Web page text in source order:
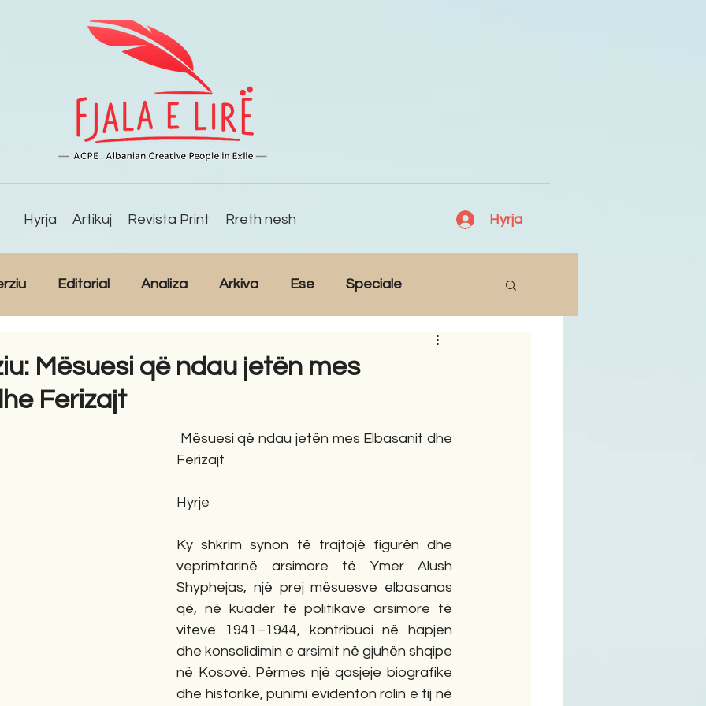
Hyrja Artikuj Revista Print Rreth nesh Hyrja
Editorial Analiza Arkiva Ese Speciale
Novela
Mësuesi që ndau jetën mes
Ferizajt
Ferizajt
Hyrje
Ky shkrim synon të trajtojë figurën dhe
veprimtarinë arsimore të Ymer Alush
Shyphejas, një prej mësuesve elbasanas
që, në kuadër të politikave arsimore të
viteve 1941–1944, kontribuoi në hapjen
dhe konsolidimin e arsimit në gjuhën shqipe
në Kosovë. Përmes një qasjeje biografike
dhe historike, punimi evidenton rolin e tij në